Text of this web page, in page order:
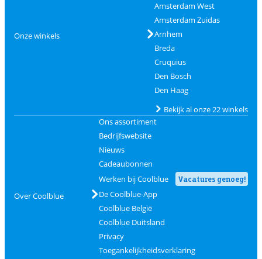
Onze winkels
Amsterdam West
Amsterdam Zuidas
Arnhem
Breda
Cruquius
Den Bosch
Den Haag
Bekijk al onze 22 winkels
Over Coolblue
Ons assortiment
Bedrijfswebsite
Nieuws
Cadeaubonnen
Werken bij Coolblue
Vacatures genoeg!
De Coolblue-App
Coolblue België
Coolblue Duitsland
Privacy
Toegankelijkheidsverklaring